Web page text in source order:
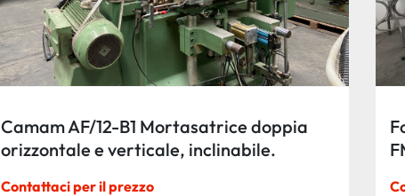
Camam AF/12-B1 Mortasatrice doppia
orizzontale e verticale, inclinabile.
Contattaci per il prezzo